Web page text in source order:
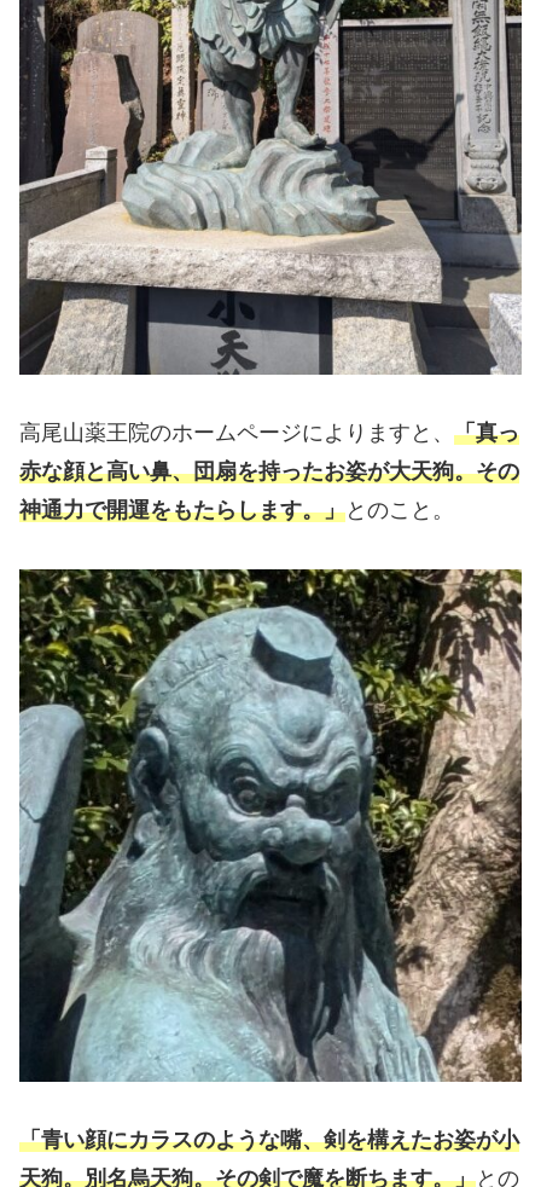
高尾山薬王院のホームページによりますと、 「真っ
赤な顔と高い鼻、団扇を持ったお姿が大天狗。その
神通力で開運をもたらします。」とのこと。
「青い顔にカラスのような嘴、剣を構えたお姿が小
天狗。別名烏天狗。その剣で魔を断ちます。」との